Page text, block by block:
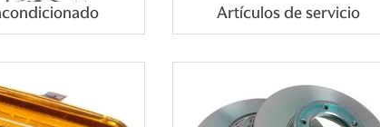
Artículos de servicio